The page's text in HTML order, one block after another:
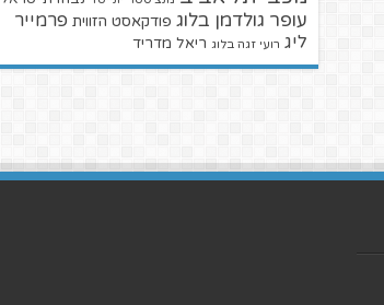
עופר גולדמן בלוג פודקאסט הזווית פרמייר
ליג רועי זגה בלוג ריאל מדריד